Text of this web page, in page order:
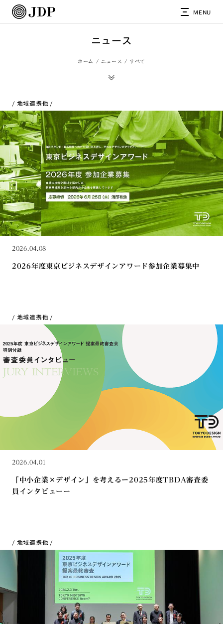
MENU
ニュース
ホーム ニュース すべて
地域連携他
2026.04.08
2026年度東京ビジネスデザインアワード参加企業募集中
地域連携他
2026.04.01
「中小企業×デザイン」を考えるー2025年度TBDA審査委
員インタビューー
地域連携他